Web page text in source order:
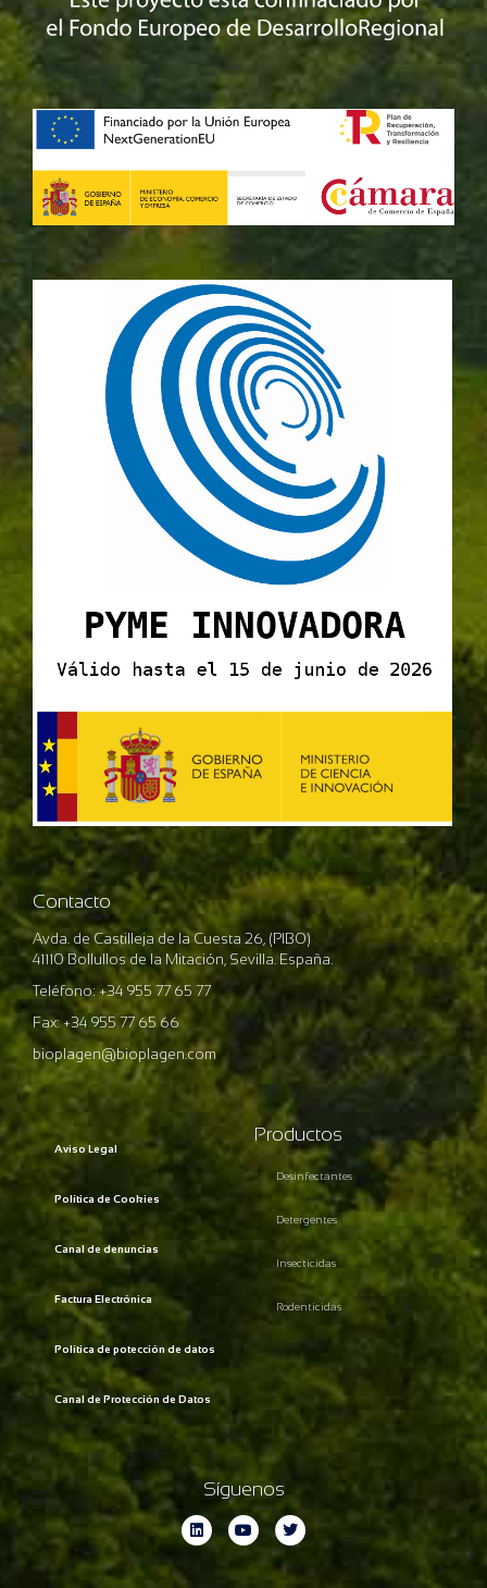
Contacto
Avda. de Castilleja de la Cuesta 26, (PIBO)
41110 Bollullos de la Mitación, Sevilla. España.
Teléfono: +34 955 77 65 77
Fax: +34 955 77 65 66
bioplagen@bioplagen.com
Aviso Legal
Política de Cookies
Canal de denuncias
Factura Electrónica
Política de potección de datos
Canal de Protección de Datos
Productos
Desinfectantes
Detergentes
Insecticidas
Rodenticidas
Síguenos